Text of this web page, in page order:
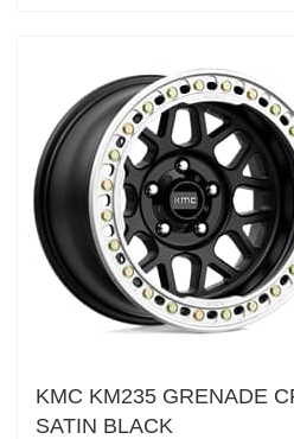
KMC KM235 GRENADE
SATIN BLACK